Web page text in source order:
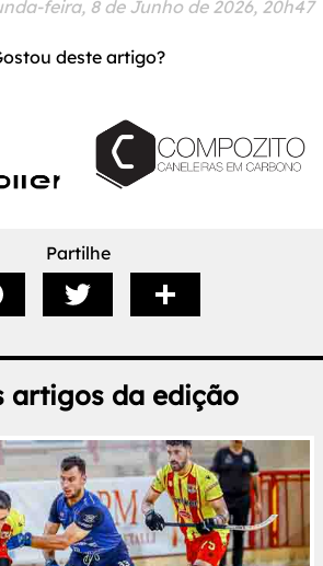
feira, 8 de Junho de 2026, 20h47
deste artigo?
Partilhe
artigos da edição